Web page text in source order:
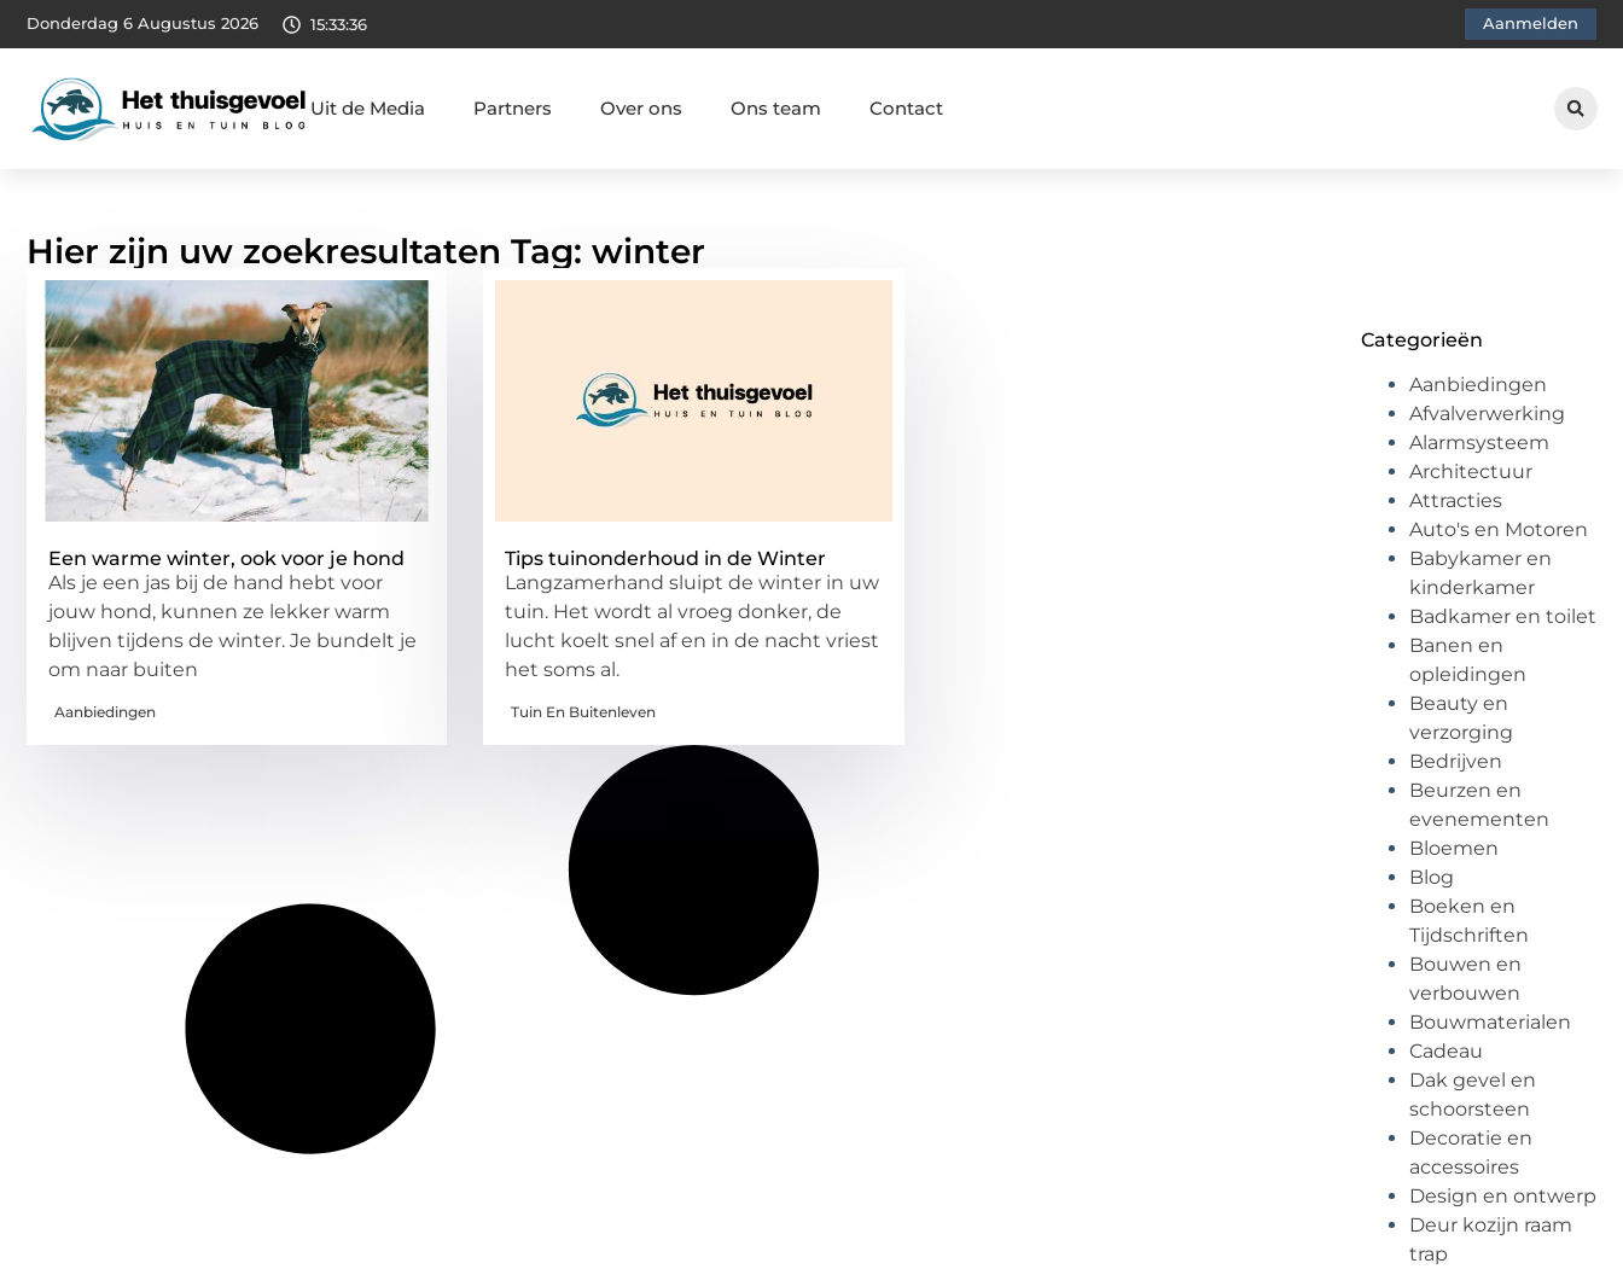
Donderdag 6 Augustus 2026 15:33:37 Aanmelden
Uit de Media Partners Over ons Ons team Contact
Hier zijn uw zoekresultaten Tag: winter
Een warme winter, ook voor je hond
Als je een jas bij de hand hebt voor
jouw hond, kunnen ze lekker warm
blijven tijdens de winter. Je bundelt je
om naar buiten
Aanbiedingen
Tips tuinonderhoud in de Winter
Langzamerhand sluipt de winter in uw
tuin. Het wordt al vroeg donker, de
lucht koelt snel af en in de nacht vriest
het soms al.
Tuin En Buitenleven
Categorieën
Aanbiedingen
Afvalverwerking
Alarmsysteem
Architectuur
Attracties
Auto's en Motoren
Babykamer en
kinderkamer
Badkamer en toilet
Banen en
opleidingen
Beauty en
verzorging
Bedrijven
Beurzen en
evenementen
Bloemen
Blog
Boeken en
Tijdschriften
Bouwen en
verbouwen
Bouwmaterialen
Cadeau
Dak gevel en
schoorsteen
Decoratie en
accessoires
Design en ontwerp
Deur kozijn raam
trap